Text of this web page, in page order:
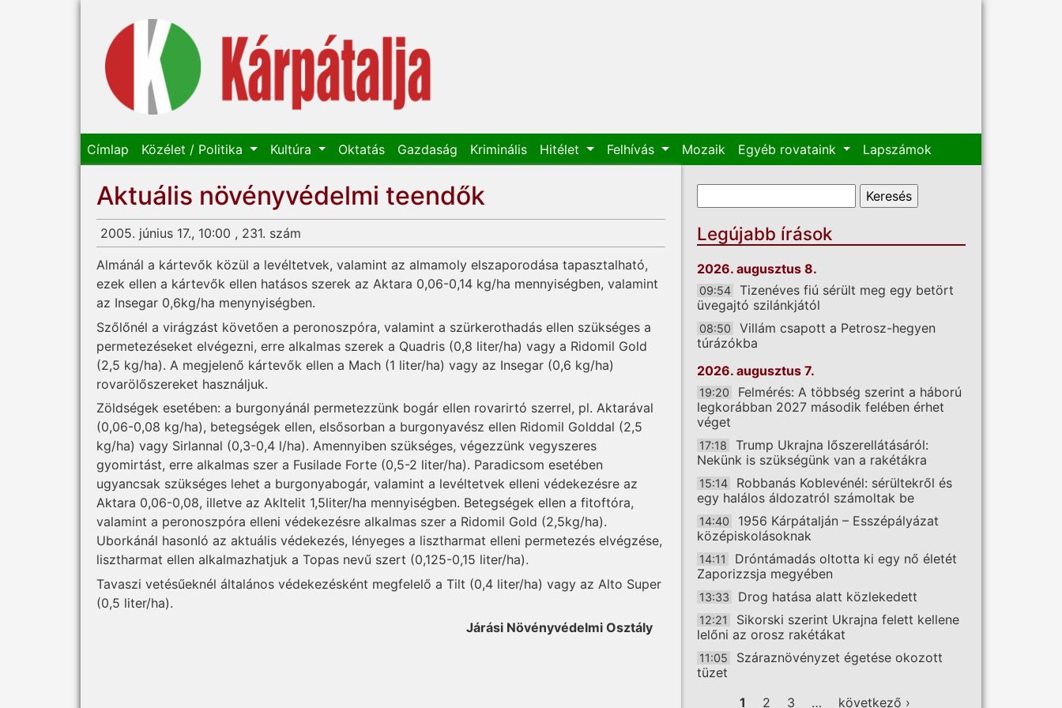
Címlap Közélet / Politika Kultúra Oktatás Gazdaság Kriminális Hitélet Felhívás Mozaik Egyéb rovataink Lapszámok
Aktuális növényvédelmi teendők
2005. június 17., 10:00 , 231. szám
Almánál a kártevők közül a levéltetvek, valamint az almamoly elszaporodása tapasztalható,
ezek ellen a kártevők ellen hatásos szerek az Aktara 0,06-0,14 kg/ha mennyiségben, valamint
az Insegar 0,6kg/ha menynyiségben.
Szőlőnél a virágzást követően a peronoszpóra, valamint a szürkerothadás ellen szükséges a
permetezéseket elvégezni, erre alkalmas szerek a Quadris (0,8 liter/ha) vagy a Ridomil Gold
(2,5 kg/ha). A megjelenő kártevők ellen a Mach (1 liter/ha) vagy az Insegar (0,6 kg/ha)
rovarölőszereket használjuk.
Zöldségek esetében: a burgonyánál permetezzünk bogár ellen rovarirtó szerrel, pl. Aktarával
(0,06-0,08 kg/ha), betegségek ellen, elsősorban a burgonyavész ellen Ridomil Golddal (2,5
kg/ha) vagy Sirlannal (0,3-0,4 l/ha). Amennyiben szükséges, végezzünk vegyszeres
gyomirtást, erre alkalmas szer a Fusilade Forte (0,5-2 liter/ha). Paradicsom esetében
ugyancsak szükséges lehet a burgonyabogár, valamint a levéltetvek elleni védekezésre az
Aktara 0,06-0,08, illetve az Akltelit 1,5liter/ha mennyiségben. Betegségek ellen a fitoftóra,
valamint a peronoszpóra elleni védekezésre alkalmas szer a Ridomil Gold (2,5kg/ha).
Uborkánál hasonló az aktuális védekezés, lényeges a lisztharmat elleni permetezés elvégzése,
lisztharmat ellen alkalmazhatjuk a Topas nevű szert (0,125-0,15 liter/ha).
Tavaszi vetésűeknél általános védekezésként megfelelő a Tilt (0,4 liter/ha) vagy az Alto Super
(0,5 liter/ha).
Járási Növényvédelmi Osztály
Keresés űrlap
Legújabb írások
2026. augusztus 8.
09:54
Tizenéves fiú sérült meg egy betört
üvegajtó szilánkjától
08:50
Villám csapott a Petrosz-hegyen
túrázókba
2026. augusztus 7.
19:20
Felmérés: A többség szerint a háború
legkorábban 2027 második felében érhet
véget
17:18
Trump Ukrajna lőszerellátásáról:
Nekünk is szükségünk van a rakétákra
15:14
Robbanás Koblevénél: sérültekről és
egy halálos áldozatról számoltak be
14:40
1956 Kárpátalján – Esszépályázat
középiskolásoknak
14:11
Dróntámadás oltotta ki egy nő életét
Zaporizzsja megyében
13:33 Drog hatása alatt közlekedett
12:21
Sikorski szerint Ukrajna felett kellene
lelőni az orosz rakétákat
11:05
Száraznövényzet égetése okozott
tüzet
Oldalak
1 2 3 … következő ›